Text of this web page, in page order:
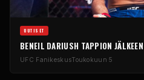
UUTISET
BENEIL DARIUSH TAPPION JÄLKEEN
UFC FanikeskusToukokuun 5